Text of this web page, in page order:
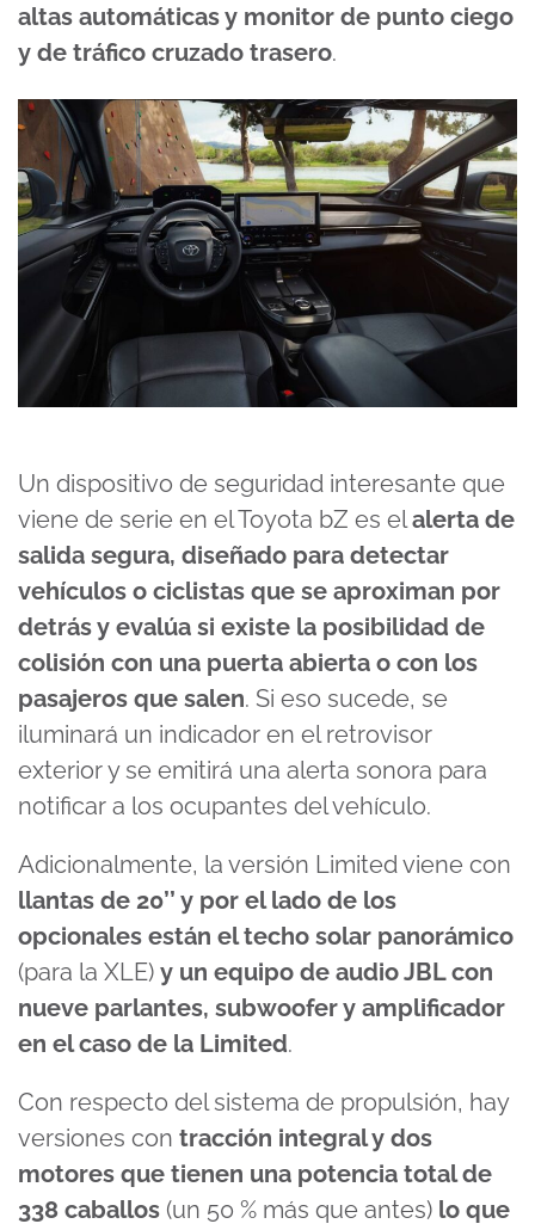
altas automáticas y monitor de punto ciego
y de tráfico cruzado trasero.
Un dispositivo de seguridad interesante que
viene de serie en el Toyota bZ es elalerta de
salida segura, diseñado para detectar
vehículos o ciclistas que se aproximan por
detrás y evalúa si existe la posibilidad de
colisión con una puerta abierta o con los
pasajeros que salen. Si eso sucede, se
iluminará un indicador en el retrovisor
exterior y se emitirá una alerta sonora para
notificar a los ocupantes del vehículo.
Adicionalmente, la versión Limited viene con
llantas de 20’’ y por el lado de los
opcionales están el techo solar panorámico
(para la XLE) y un equipo de audio JBL con
nueve parlantes, subwoofer y amplificador
en el caso de la Limited.
Con respecto del sistema de propulsión, hay
versiones con tracción integral y dos
motores que tienen una potencia total de
338 caballos (un 50 % más que antes) lo que